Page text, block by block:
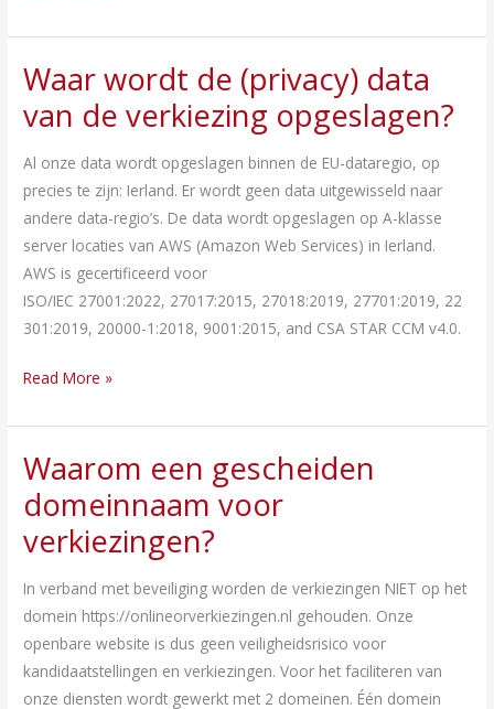
Waar wordt de (privacy) data
van de verkiezing opgeslagen?
Al onze data wordt opgeslagen binnen de EU-dataregio, op
precies te zijn: Ierland. Er wordt geen data uitgewisseld naar
andere data-regio’s. De data wordt opgeslagen op A-klasse
server locaties van AWS (Amazon Web Services) in Ierland.
AWS is gecertificeerd voor
ISO/IEC 27001:2022, 27017:2015, 27018:2019, 27701:2019, 22
301:2019, 20000-1:2018, 9001:2015, and CSA STAR CCM v4.0.
Waar
de
(privacy)
data
van
de
verkiezing
opgeslagen?
Read More »
Waarom een gescheiden
domeinnaam voor
verkiezingen?
In verband met beveiliging worden de verkiezingen NIET op het
domein https://onlineorverkiezingen.nl gehouden. Onze
openbare website is dus geen veiligheidsrisico voor
kandidaatstellingen en verkiezingen. Voor het faciliteren van
onze diensten wordt gewerkt met 2 domeinen. Één domein
Waarom
een
gescheiden
domeinnaam
verkiezingen?